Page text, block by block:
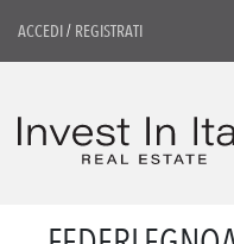
ACCEDI/ REGISTRATI